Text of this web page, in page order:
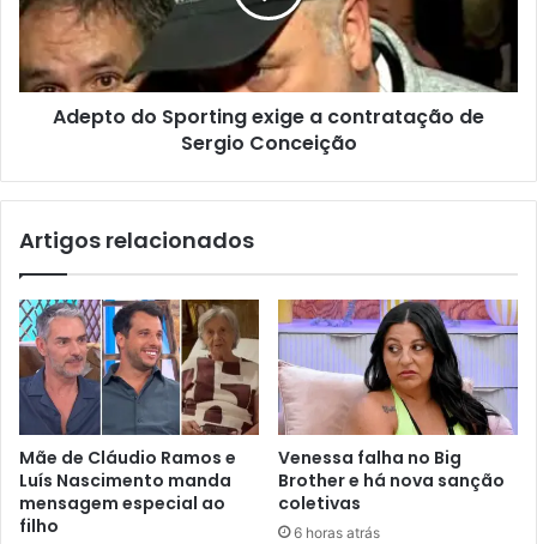
Adepto do Sporting exige a contratação de
Sergio Conceição
Artigos relacionados
Mãe de Cláudio Ramos e
Luís Nascimento manda
mensagem especial ao
filho
Venessa falha no Big
Brother e há nova sanção
coletivas
6 horas atrás